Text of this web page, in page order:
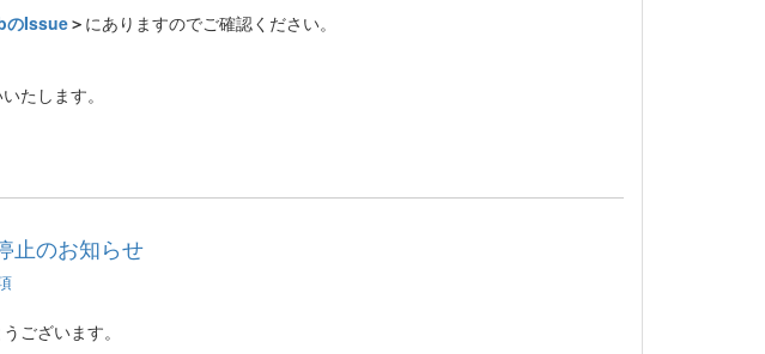
のIssue＞ にありますのでご確認ください。
たします。
止のお知らせ
ございます。